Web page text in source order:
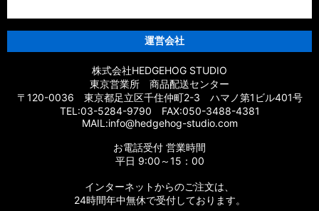
運営会社
株式会社HEDGEHOG STUDIO
東京営業所 商品配送センター
〒120-0036 東京都足立区千住仲町2-3 ハマノ第1ビル401号
TEL:03-5284-9790 FAX:050-3488-4381
MAIL:info@hedgehog-studio.com
お電話受付 営業時間
平日 9:00～15：00
インターネットからのご注文は、
24時間年中無休で受付しております。